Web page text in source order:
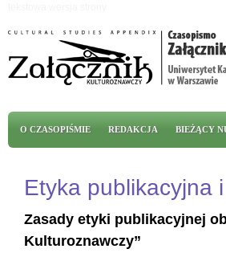
Menu główne
O CZASOPIŚMIE REDAKCJA BIEŻĄCY
Etyka publikacyjna
Zasady etyki publikacyjnej
Kulturoznawczy”